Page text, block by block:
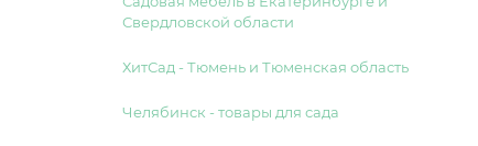
Свердловской области
ХитСад - Тюмень и Тюменская область
Челябинск - товары для сада